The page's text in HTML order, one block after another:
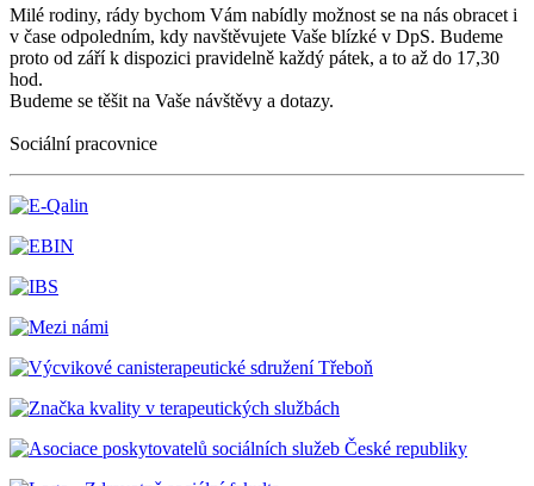
Milé rodiny, rády bychom Vám nabídly možnost se na nás obracet i
v čase odpoledním, kdy navštěvujete Vaše blízké v DpS. Budeme
proto od září k dispozici pravidelně každý pátek, a to až do 17,30
hod.
Budeme se těšit na Vaše návštěvy a dotazy.
Sociální pracovnice